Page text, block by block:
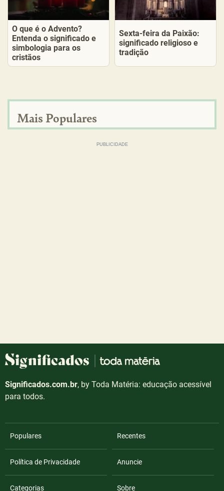
O que é o Advento?
Entenda o significado e
simbologia para os
cristãos
Sexta-feira da Paixão:
significado religioso e
tradição
Mais Populares
Significados.com.br, by Toda Matéria: educação acessível
para todos.
Populares Recentes
Política de Privacidade Anuncie
Categorias Sobre